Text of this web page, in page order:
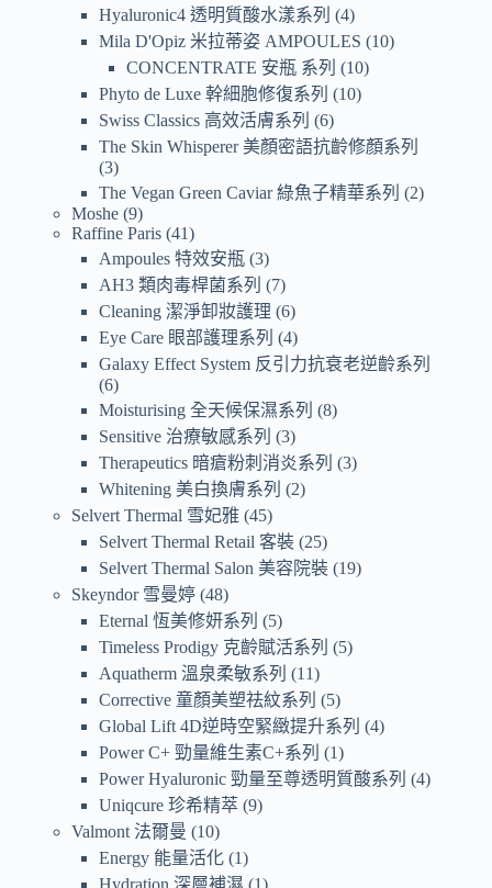
Hyaluronic4 透明質酸水漾系列
4
Mila D'Opiz 米拉蒂姿 AMPOULES
10
CONCENTRATE 安瓶 系列
10
Phyto de Luxe 幹細胞修復系列
10
Swiss Classics 高效活膚系列
6
The Skin Whisperer 美顏密語抗齡修顏系列
3
The Vegan Green Caviar 綠魚子精華系列
2
Moshe 9
Raffine Paris 41
Ampoules 特效安瓶 3
AH3 類肉毒桿菌系列
7
Cleaning 潔淨卸妝護理 6
Eye Care 眼部護理系列
4
Galaxy Effect System 反引力抗衰老逆齡系列
6
Moisturising 全天候保濕系列
8
Sensitive 治療敏感系列
3
Therapeutics 暗瘡粉刺消炎系列
3
Whitening 美白換膚系列
2
Selvert Thermal 雪妃雅 45
Selvert Thermal Retail 客裝 25
Selvert Thermal Salon 美容院裝 19
Skeyndor 雪曼婷 48
Eternal 恆美修妍系列
5
Timeless Prodigy 克齡賦活系列
5
Aquatherm 溫泉柔敏系列
11
Corrective 童顏美塑祛紋系列
5
Global Lift 4D逆時空緊緻提升系列
4
Power C+ 勁量維生素C+系列
1
Power Hyaluronic 勁量至尊透明質酸系列
4
Uniqcure 珍希精萃 9
Valmont 法爾曼
10
Energy 能量活化 1
Hydration 深層補濕
1